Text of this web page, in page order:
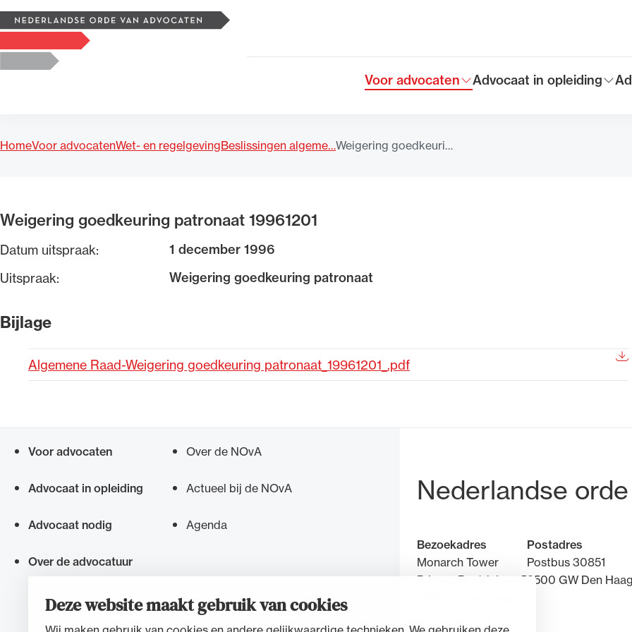
Deze website maakt gebruik van cookies
Logo, to the homepage
Toon submenu voor
Voor advocaten
Toon submenu voor
Advocaat in opleiding
HomeVoor advocatenWet- en regelgevingBeslissingen algeme…Weigering goedkeuri…
Weigering goedkeuring patronaat 19961201
Datum uitspraak: 1 december 1996
Uitspraak: Weigering goedkeuring patronaat
Bijlage
Algemene Raad-Weigering goedkeuring patronaat_19961201_.pdf
Voor advocaten
Advocaat in opleiding
Advocaat nodig
Over de advocatuur
Over de NOvA
Actueel bij de NOvA
Agenda
Bezoek- en
Nederlandse
Bezoekadres
Monarch Tower
Prinses Beatrixlaan 5
Postadres
Postbus 30851
2500 GW Den Haag
Zoeken
Uitgelicht
Alle wet- en regelgeving voor de advocatuur. Van de
Advocatenwet tot de Verordening op de advocatuur
(Voda) en de Regeling op de advocatuur (Roda).
Ondersteuning voor
beroepsuitoefening: